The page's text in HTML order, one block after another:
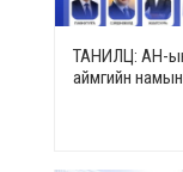
ТАНИЛЦ: АН-ын
аймгийн